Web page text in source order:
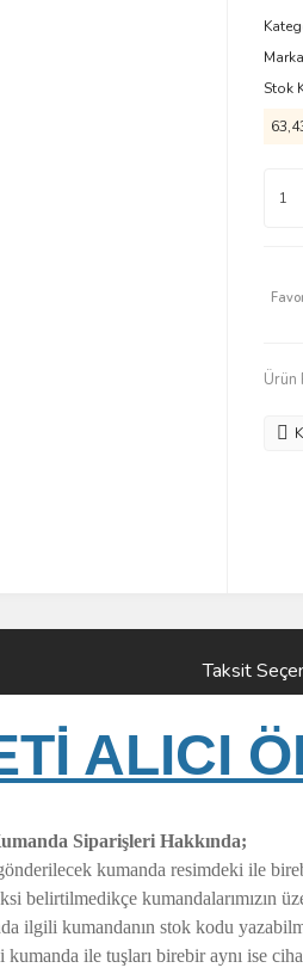
Marka
Stok
Ürün
Taksit
ALICI
Siparişleri Hakkında;
kumanda resimdeki ile
belirtilmedikçe kumandalarımızın
ilgili kumandanın stok kodu
ile tuşları birebir aynı ise